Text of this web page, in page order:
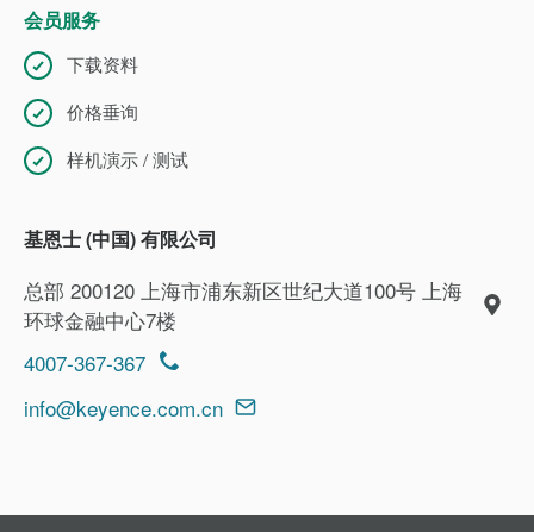
会员服务
下载资料
价格垂询
样机演示 / 测试
基恩士 (中国) 有限公司
总部 200120 上海市浦东新区世纪大道100号 上海
环球金融中心7楼
4007-367-367
info@keyence.com.cn